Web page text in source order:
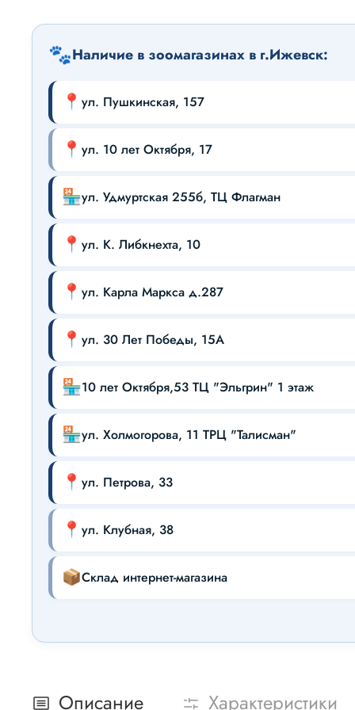
🐾Наличие в зоомагазинах в г.Ижевск:
📍 ул. Пушкинская, 157
📍 ул. 10 лет Октября, 17
🏪ул. Удмуртская 255б, ТЦ Флагман
📍 ул. К. Либкнехта, 10
📍 ул. Карла Маркса д.287
📍 ул. 30 Лет Победы, 15А
🏪10 лет Октября,53 ТЦ "Эльгрин" 1 этаж
🏪ул. Холмогорова, 11 ТРЦ "Талисман"
📍 ул. Петрова, 33
📍 ул. Клубная, 38
📦Склад интернет-магазина
Описание Характеристики